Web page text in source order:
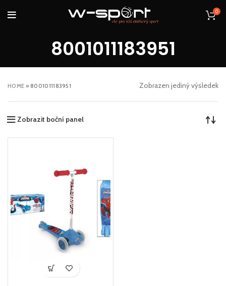
0
8001011183951
HOME »8001011183951 Zobrazen jediný výsledek
Zobrazit boční panel